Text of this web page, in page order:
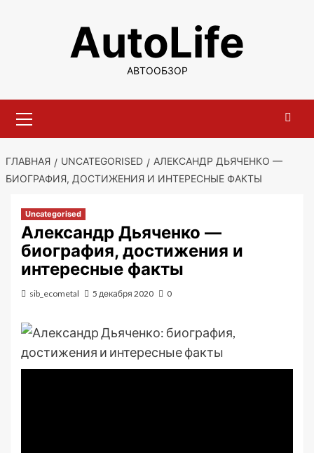
содержимомуAutoLife
АВТООБЗОР
меню
ГЛАВНАЯ UNCATEGORISED
АЛЕКСАНДР ДЬЯЧЕНКО —
БИОГРАФИЯ, ДОСТИЖЕНИЯ И ИНТЕРЕСНЫЕ ФАКТЫ
Uncategorised
Александр Дьяченко —
биография, достижения и
интересные факты
sib_ecometal 5 декабря 2020 0